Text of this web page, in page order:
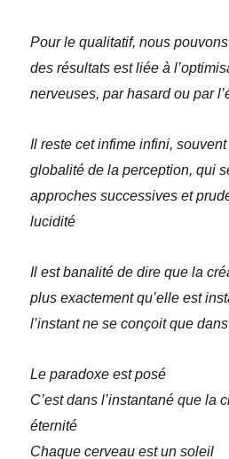
Pour le qualitatif, nous
des résultats est liée à
nerveuses, par hasard ou par
Il reste cet infime infini,
globalité de la perception, qui
approches successives et
lucidité
Il est banalité de dire que la
plus exactement qu’elle est
l’instant ne se conçoit que
Le paradoxe est posé
C’est dans l’instantané que la
éternité
Chaque cerveau est un soleil